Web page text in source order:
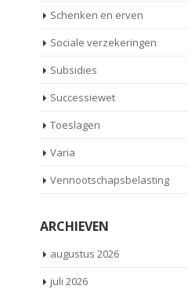
Schenken en erven
Sociale verzekeringen
Subsidies
Successiewet
Toeslagen
Varia
Vennootschapsbelasting
ARCHIEVEN
augustus 2026
juli 2026